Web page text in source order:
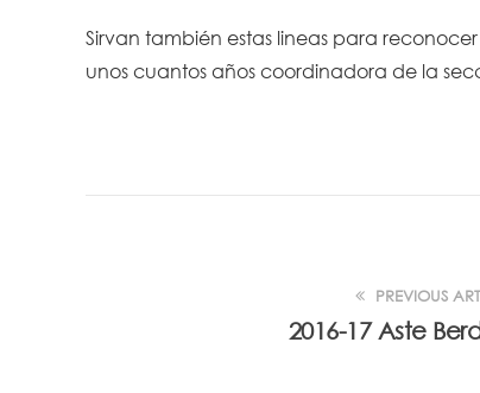
Sirvan también estas lineas para
unos cuantos años coordinadora de la
PREVIOUS
2016-17 Aste